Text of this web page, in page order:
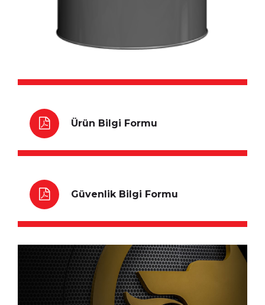
Ürün Bilgi Formu
Güvenlik Bilgi Formu